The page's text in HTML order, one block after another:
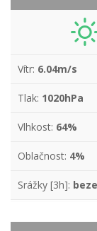
Vítr: 6.04m/s
Tlak: 1020hPa
Vlhkost: 64%
Oblačnost: 4%
Srážky [3h]: